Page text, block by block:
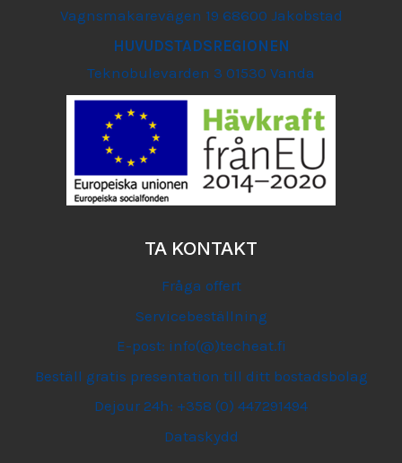
Vagnsmakarevägen 19 68600 Jakobstad
HUVUDSTADSREGIONEN
Teknobulevarden 3 01530 Vanda
TA KONTAKT
Fråga offert
Servicebeställning
E-post: info(@)techeat.fi
Beställ gratis presentation till ditt bostadsbolag
Dejour 24h: +358 (0) 447291494
Dataskydd